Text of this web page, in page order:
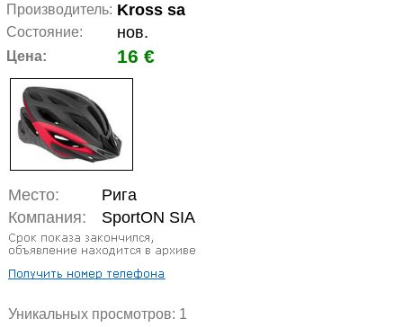
Производитель: Kross sa
Состояние: нов.
Цена: 16 €
Место:
Рига
Компания:
SportON SIA
Уникальных просмотров: 1